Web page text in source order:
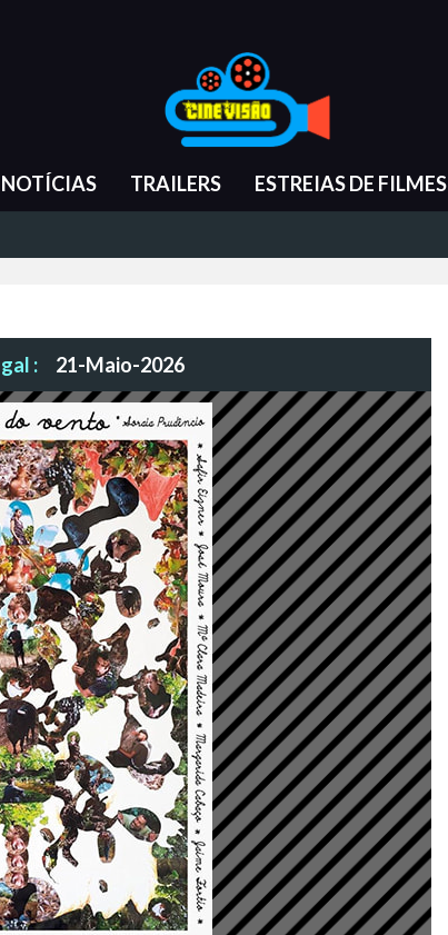
NOTÍCIAS TRAILERS ESTREIAS DE FILMES
: 21-Maio-2026